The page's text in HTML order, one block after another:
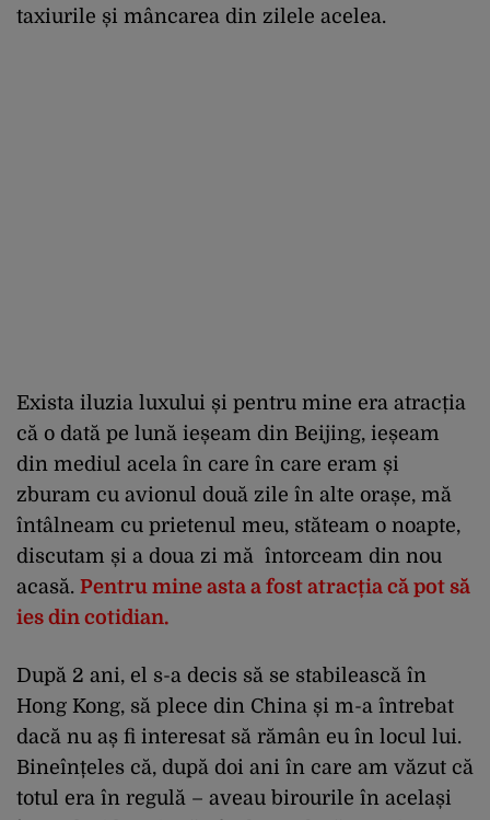
taxiurile și mâncarea din zilele acelea.
Exista iluzia luxului și pentru mine era atracția
că o dată pe lună ieșeam din Beijing, ieșeam
din mediul acela în care în care eram și
zburam cu avionul două zile în alte orașe, mă
întâlneam cu prietenul meu, stăteam o noapte,
discutam și a doua zi mă întorceam din nou
acasă. Pentru mine asta a fost atracția că pot să
ies din cotidian.
După 2 ani, el s-a decis să se stabilească în
Hong Kong, să plece din China și m-a întrebat
dacă nu aș fi interesat să rămân eu în locul lui.
Bineînțeles că, după doi ani în care am văzut că
totul era în regulă – aveau birourile în același